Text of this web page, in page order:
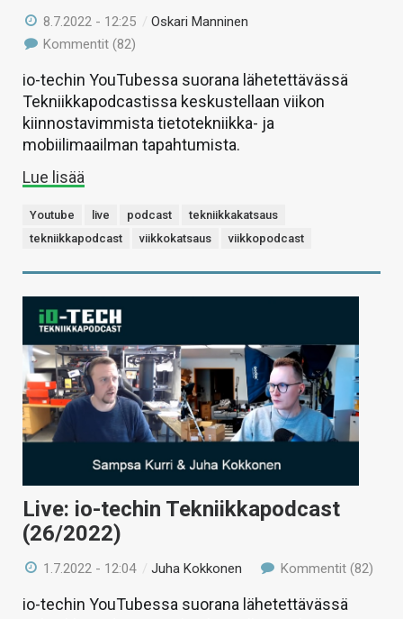
8.7.2022 - 12:25 /Oskari Manninen
Kommentit (82)
io-techin YouTubessa suorana lähetettävässä
Tekniikkapodcastissa keskustellaan viikon
kiinnostavimmista tietotekniikka- ja
mobiilimaailman tapahtumista.
Lue lisää
Youtube live podcast
tekniikkakatsaus
tekniikkapodcast
viikkokatsaus viikkopodcast
Live: io-techin Tekniikkapodcast
(26/2022)
1.7.2022 - 12:04 /Juha Kokkonen Kommentit (82)
io-techin YouTubessa suorana lähetettävässä